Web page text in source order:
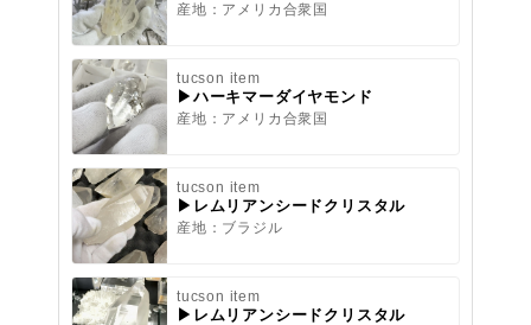
産地：アメリカ合衆国
tucson item
▶ハーキマーダイヤモンド
産地：アメリカ合衆国
tucson item
▶レムリアンシードクリスタル
産地：ブラジル
tucson item
▶レムリアンシードクリスタル